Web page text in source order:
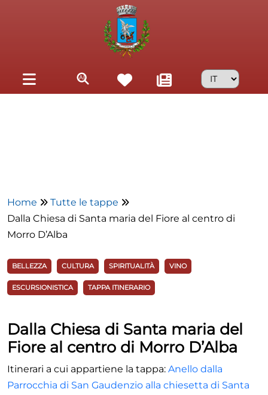
Home
Tutte le tappe
Dalla Chiesa di Santa maria del Fiore al centro di
Morro D’Alba
BELLEZZA CULTURA SPIRITUALITÀ VINO
ESCURSIONISTICA TAPPA ITINERARIO
Dalla Chiesa di Santa maria del
Fiore al centro di Morro D’Alba
Itinerari a cui appartiene la tappa: Anello dalla
Parrocchia di San Gaudenzio alla chiesetta di Santa